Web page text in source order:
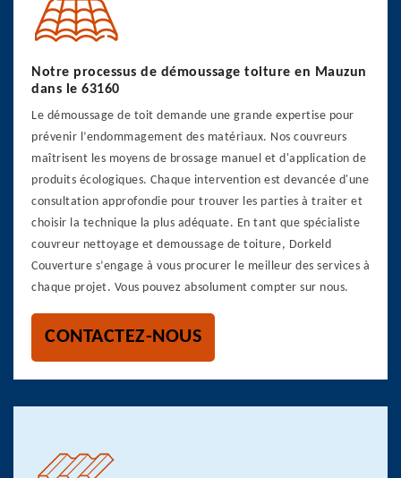
Notre processus de démoussage toiture en Mauzun
dans le 63160
Le démoussage de toit demande une grande expertise pour
prévenir l’endommagement des matériaux. Nos couvreurs
maîtrisent les moyens de brossage manuel et d'application de
produits écologiques. Chaque intervention est devancée d'une
consultation approfondie pour trouver les parties à traiter et
choisir la technique la plus adéquate. En tant que spécialiste
couvreur nettoyage et demoussage de toiture, Dorkeld
Couverture s’engage à vous procurer le meilleur des services à
chaque projet. Vous pouvez absolument compter sur nous.
CONTACTEZ-NOUS